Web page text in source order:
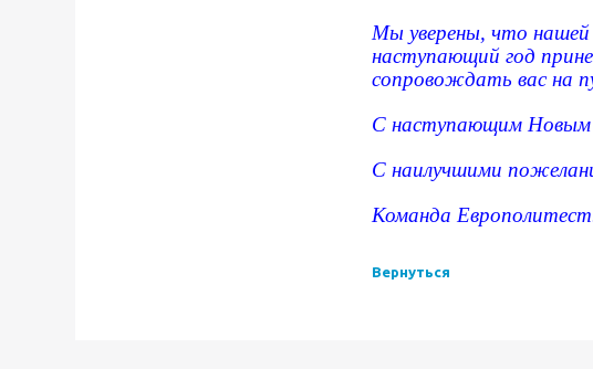
Мы уверены, что
наступающий год
сопровождать вас на
С наступающим Новым
С наилучшими
Команда
Вернуться